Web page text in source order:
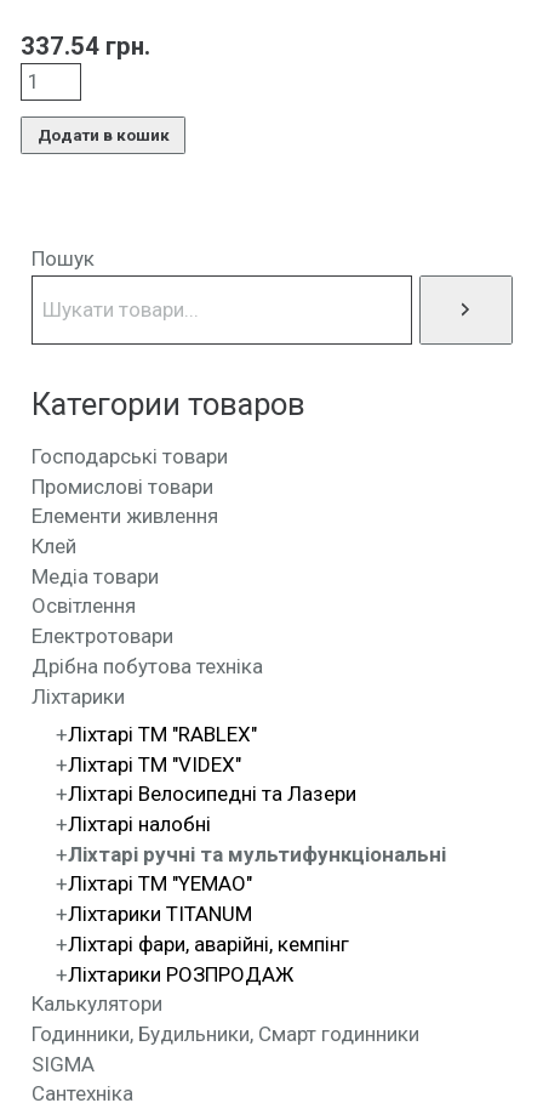
337.54 грн.
Додати в кошик
Пошук
Категории товаров
Господарські товари
Промислові товари
Елементи живлення
Клей
Медіа товари
Освітлення
Електротовари
Дрібна побутова техніка
Ліхтарики
Ліхтарі ТМ "RABLEX"
Ліхтарі ТМ "VIDEX"
Ліхтарі Велосипедні та Лазери
Ліхтарі налобні
Ліхтарі ручні та мультифункціональні
Ліхтарі ТМ "YEMAO"
Ліхтарики TITANUM
Ліхтарі фари, аварійні, кемпінг
Ліхтарики РОЗПРОДАЖ
Калькулятори
Годинники, Будильники, Смарт годинники
SIGMA
Сантехніка